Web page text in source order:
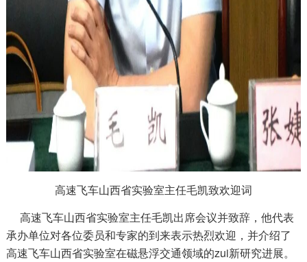
高速飞车山西省实验室主任毛凯致欢迎词
高速飞车山西省实验室主任毛凯出席会议并致辞，他代表
承办单位对各位委员和专家的到来表示热烈欢迎，并介绍了
高速飞车山西省实验室在磁悬浮交通领域的zui新研究进展。